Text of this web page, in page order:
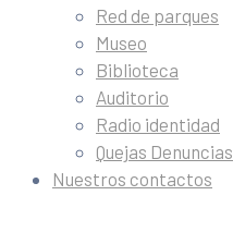
Red de parques
Museo
Biblioteca
Auditorio
Radio identidad
Quejas Denuncias
Nuestros contactos